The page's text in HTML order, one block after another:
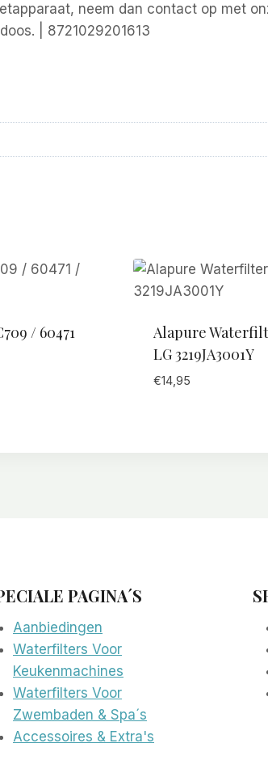
neem dan contact op met
| 8721029201613
/ 60471
Alapure
LG 3219JA3001Y
€14,95
PAGINA´S
Aanbiedingen
Waterfilters Voor
Keukenmachines
Waterfilters Voor
Zwembaden & Spa´s
Accessoires & Extra's